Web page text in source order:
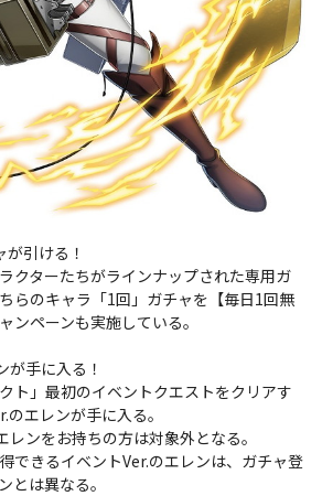
引ける！
クターたちがラインナップされた専用ガ
らのキャラ「1回」ガチャを【毎日1回無
ンペーンも実施している。
手に入る！
ト」最初のイベントクエストをクリアす
エレンが手に入る。
ンをお持ちの方は対象外となる。
できるイベントVer.のエレンは、ガチャ登
とは異なる。